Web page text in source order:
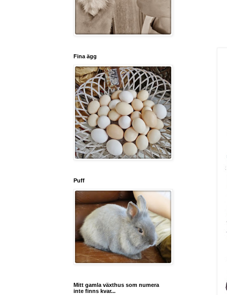
Fina ägg
Puff
Mitt gamla växthus som numera
inte finns kvar...